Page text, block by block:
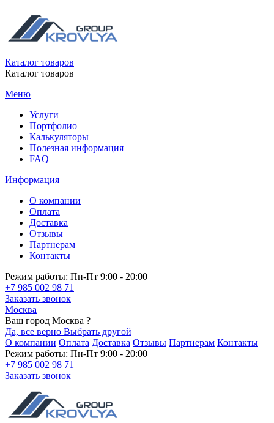
Каталог товаров
Каталог товаров
Меню
Услуги
Портфолио
Калькуляторы
Полезная информация
FAQ
Информация
О компании
Оплата
Доставка
Отзывы
Партнерам
Контакты
Режим работы: Пн-Пт 9:00 - 20:00
+7 985 002 98 71
Заказать звонок
Москва
Ваш город Москва ?
Да, все верно Выбрать другой
О компании Оплата Доставка Отзывы Партнерам Контакты
Режим работы: Пн-Пт 9:00 - 20:00
+7 985 002 98 71
Заказать звонок